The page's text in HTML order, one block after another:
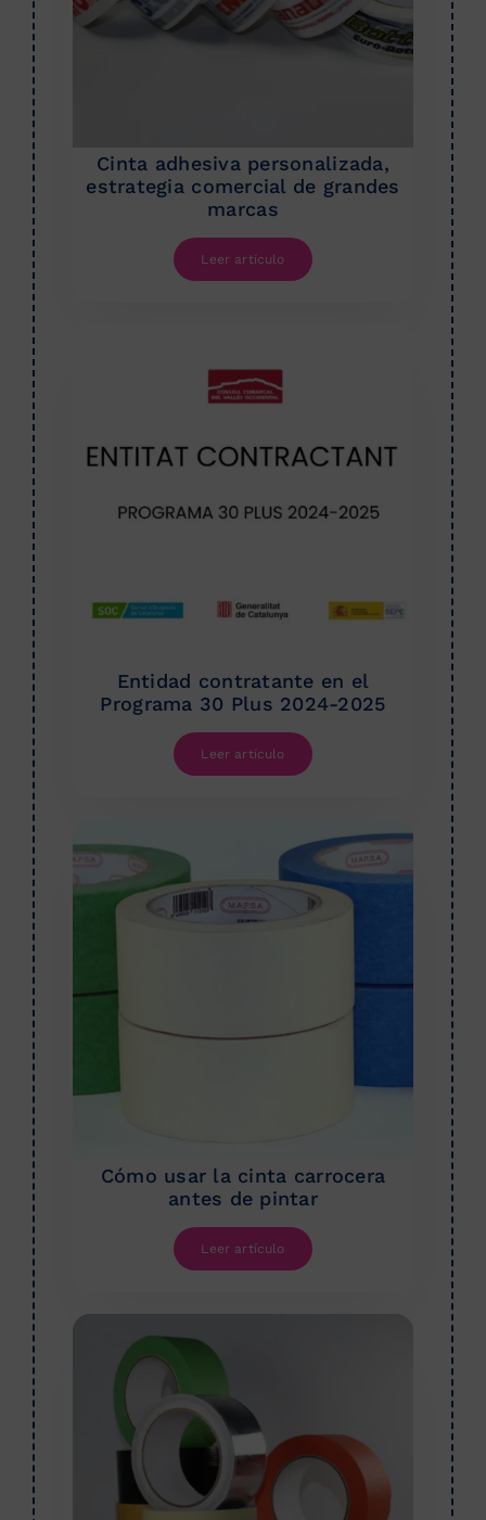
Cinta adhesiva personalizada,
estrategia comercial de grandes
marcas
Leer artículo
Entidad contratante en el
Programa 30 Plus 2024-2025
Leer artículo
Cómo usar la cinta carrocera
antes de pintar
Leer artículo